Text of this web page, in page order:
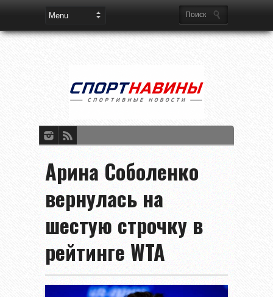
Арина Соболенко
вернулась на
шестую строчку в
рейтинге WTA